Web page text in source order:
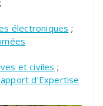
électroniques ;
et civiles ;
d’Expertise